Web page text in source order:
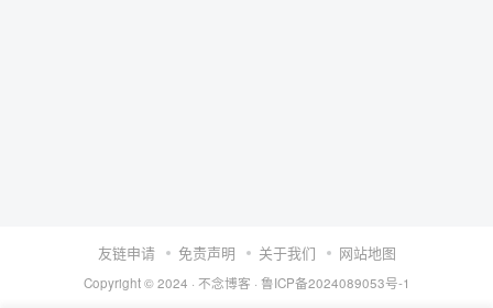
友链申请 免责声明 关于我们 网站地图
Copyright © 2024 · 不念博客 · 鲁ICP备2024089053号-1